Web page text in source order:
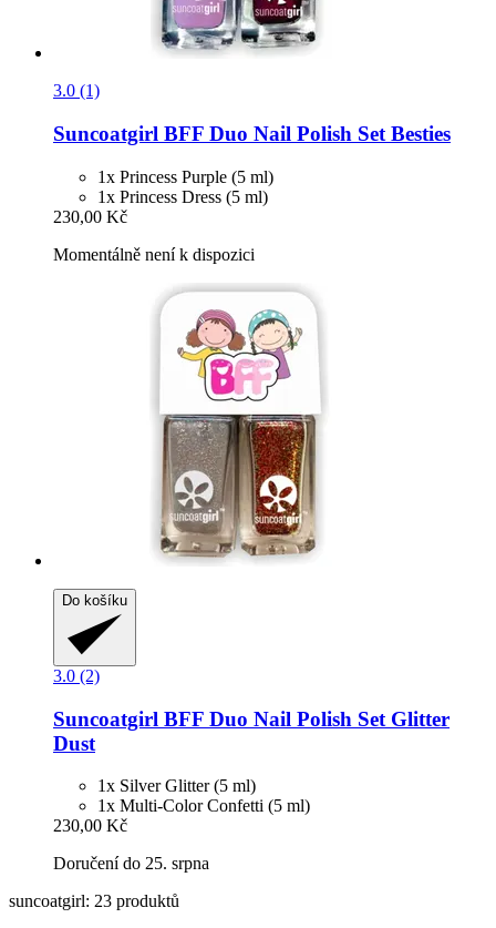
3.0 (1)
Suncoatgirl BFF Duo Nail Polish Set Besties
1x Princess Purple (5 ml)
1x Princess Dress (5 ml)
230,00 Kč
Momentálně není k dispozici
Do košíku
3.0 (2)
Suncoatgirl BFF Duo Nail Polish Set Glitter
Dust
1x Silver Glitter (5 ml)
1x Multi-Color Confetti (5 ml)
230,00 Kč
Doručení do 25. srpna
suncoatgirl: 23 produktů